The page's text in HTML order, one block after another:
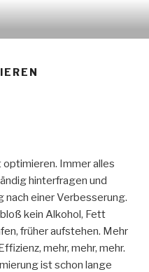
Immer alles
hinterfragen und
nach einer Verbesserung.
kein Alkohol, Fett
früher aufstehen. Mehr
mehr, mehr, mehr.
ist schon lange